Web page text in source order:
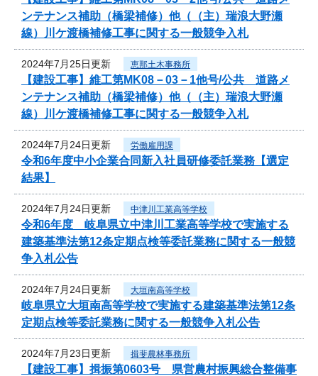
ンテナンス補助（橋梁補修）他（（主）瑞浪大野瀬
線）川ケ渡橋補修工事に関する一般競争入札
2024年7月25日更新 恵那土木事務所
【建設工事】維工第MK08－03－1他号/公共 道路メ
ンテナンス補助（橋梁補修）他（（主）瑞浪大野瀬
線）川ケ渡橋補修工事に関する一般競争入札
2024年7月24日更新 労働雇用課
令和6年度中小企業合同新入社員研修委託業務【選定
結果】
2024年7月24日更新 中津川工業高等学校
令和6年度 岐阜県立中津川工業高等学校で実施する
建築基準法第12条定期点検等委託業務に関する一般競
争入札公告
2024年7月24日更新 大垣南高等学校
岐阜県立大垣南高等学校で実施する建築基準法第12条
定期点検等委託業務に関する一般競争入札公告
2024年7月23日更新 揖斐農林事務所
【建設工事】揖振第0603号 県営農村振興総合整備事